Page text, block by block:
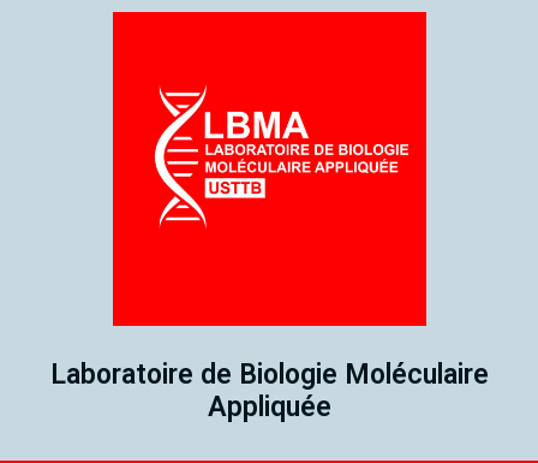
Laboratoire de Biologie Moléculaire
Appliquée